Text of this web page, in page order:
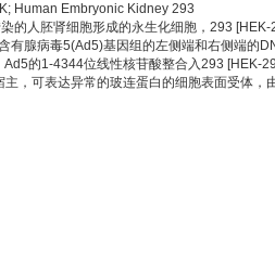
Human Embryonic Kidney 293
的人胚肾细胞形成的永生化细胞，293
腺病毒5(Ad5)基因组的左侧端和右侧端的
的1-4344位线性核苷酸整合入293 [HEK-
，可表达异常的玻连蛋白的细胞表面受体，